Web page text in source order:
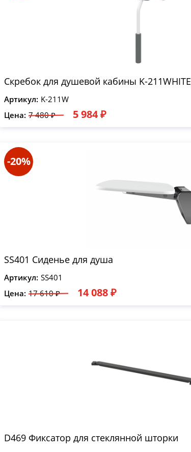
Скребок для душевой кабины K-211WHITE
Артикул: K-211W
Цена: 7 480 ₽ 5 984 ₽
-20%
SS401 Сиденье для душа
Артикул: SS401
Цена: 17 610 ₽ 14 088 ₽
D469 Фиксатор для стеклянной шторки